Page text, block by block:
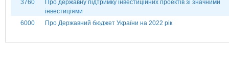
3760
Про державну підтримку інвестиційних проектів зі значними
інвестиціями
6000
Про Державний бюджет України на 2022 рік